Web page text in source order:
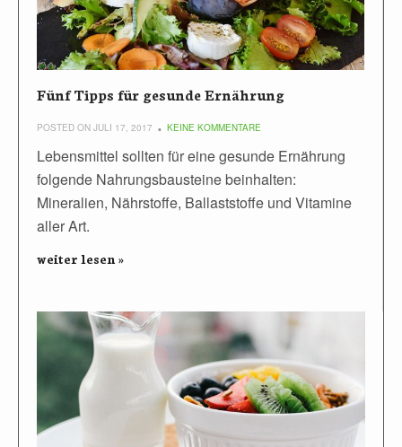
Fünf Tipps für gesunde Ernährung
POSTED ON JULI 17, 2017 KEINE KOMMENTARE
Lebensmittel sollten für eine gesunde Ernährung
folgende Nahrungsbausteine beinhalten:
Mineralien, Nährstoffe, Ballaststoffe und Vitamine
aller Art.
weiter lesen »